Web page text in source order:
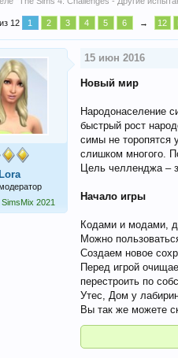
12 1 2 3 4 5 6 → 12
Lora
2021
15 июн 2016
Новый мир
Народонаселение
быстрый рост
симы не торопятся
слишком многого.
Цель челленджа –
Начало игры
Кодами и модами,
Можно
Создаем новое
Перед игрой
перестроить по
Утес, Дом у
Вы так же можете